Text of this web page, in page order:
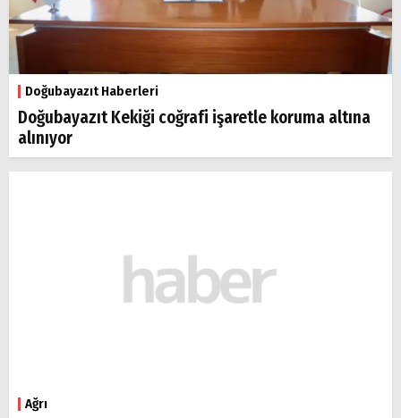
Doğubayazıt Haberleri
Doğubayazıt Kekiği coğrafi işaretle koruma altına
alınıyor
Ağrı